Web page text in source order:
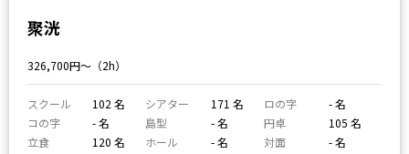
聚洸
326,700円〜（2h）
スクール 102 名 シアター 171 名 ロの字
- 名
コの字
- 名 島型 - 名 円卓
105 名
立食
120 名 ホール - 名 対面 - 名